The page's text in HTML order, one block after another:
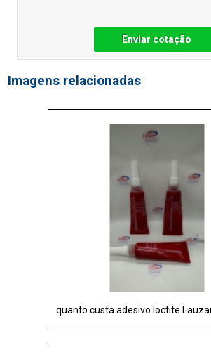
Enviar cotação
Imagens relacionadas
quanto custa adesivo loctite